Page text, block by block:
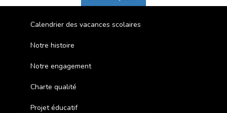
Calendrier des vacances scolaires
Notre histoire
Notre engagement
Charte qualité
Projet éducatif